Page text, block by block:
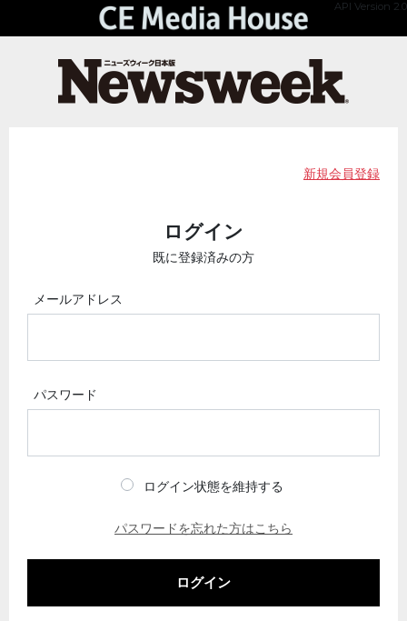
API Version 2.0
新規会員登録
ログイン
既に登録済みの方
メールアドレス
パスワード
ログイン状態を維持する
パスワードを忘れた方はこちら
ログイン